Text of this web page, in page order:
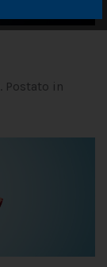
. Postato in